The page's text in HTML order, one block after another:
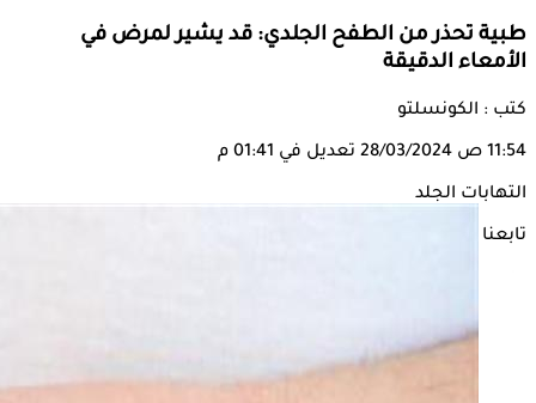
طبية تحذر من الطفح الجلدي: قد يشير لمرض في
الأمعاء الدقيقة
كتب : الكونسلتو
11:54 ص 28/03/2024 تعديل في 01:41 م
التهابات الجلد
تابعنا على